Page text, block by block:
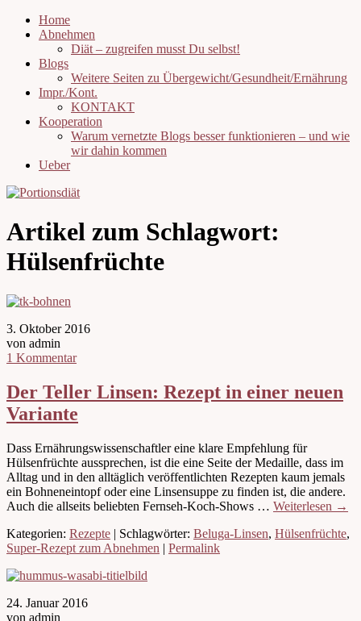
Home
Abnehmen
Diät – zugreifen musst Du selbst!
Blogs
Weitere Seiten zu Übergewicht/Gesundheit/Ernährung
Impr./Kont.
KONTAKT
Kooperation
Warum vernetzte Blogs besser funktionieren – und wie
wir dahin kommen
Ueber
Artikel zum Schlagwort:
Hülsenfrüchte
3. Oktober 2016
von admin
1 Kommentar
Der Teller Linsen: Rezept in einer neuen
Variante
Dass Ernährungswissenschaftler eine klare Empfehlung für
Hülsenfrüchte aussprechen, ist die eine Seite der Medaille, dass im
Alltag und in den alltäglich veröffentlichten Rezepten kaum jemals
ein Bohneneintopf oder eine Linsensuppe zu finden ist, die andere.
Auch die allseits beliebten Fernseh-Koch-Shows … Weiterlesen →
Kategorien: Rezepte | Schlagwörter: Beluga-Linsen, Hülsenfrüchte,
Super-Rezept zum Abnehmen | Permalink
24. Januar 2016
von admin